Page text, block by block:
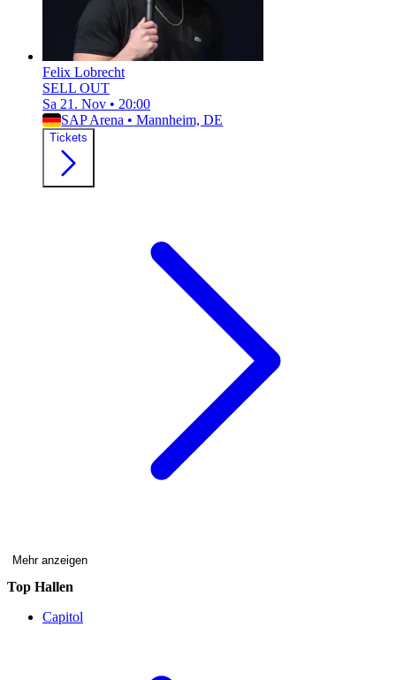
Felix Lobrecht
SELL OUT
Sa 21. Nov • 20:00
SAP Arena • Mannheim, DE
Tickets
Mehr anzeigen
Top Hallen
Capitol